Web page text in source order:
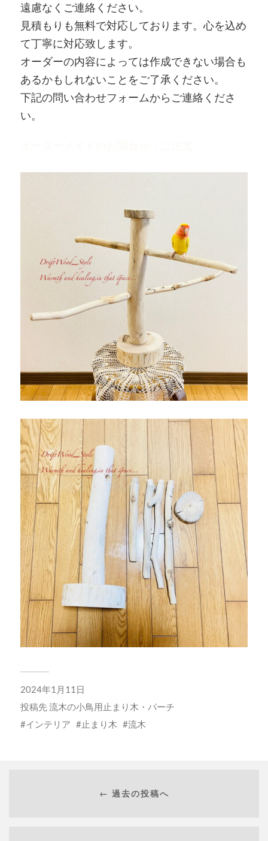
遠慮なくご連絡ください。
見積もりも無料で対応しております。心を込め
て丁寧に対応致します。
オーダーの内容によっては作成できない場合も
あるかもしれないことをご了承ください。
下記の問い合わせフォームからご連絡くださ
い。
2024年1月11日
投稿先流木の小鳥用止まり木・パーチ
インテリア
止まり木 流木
← 過去の投稿へ